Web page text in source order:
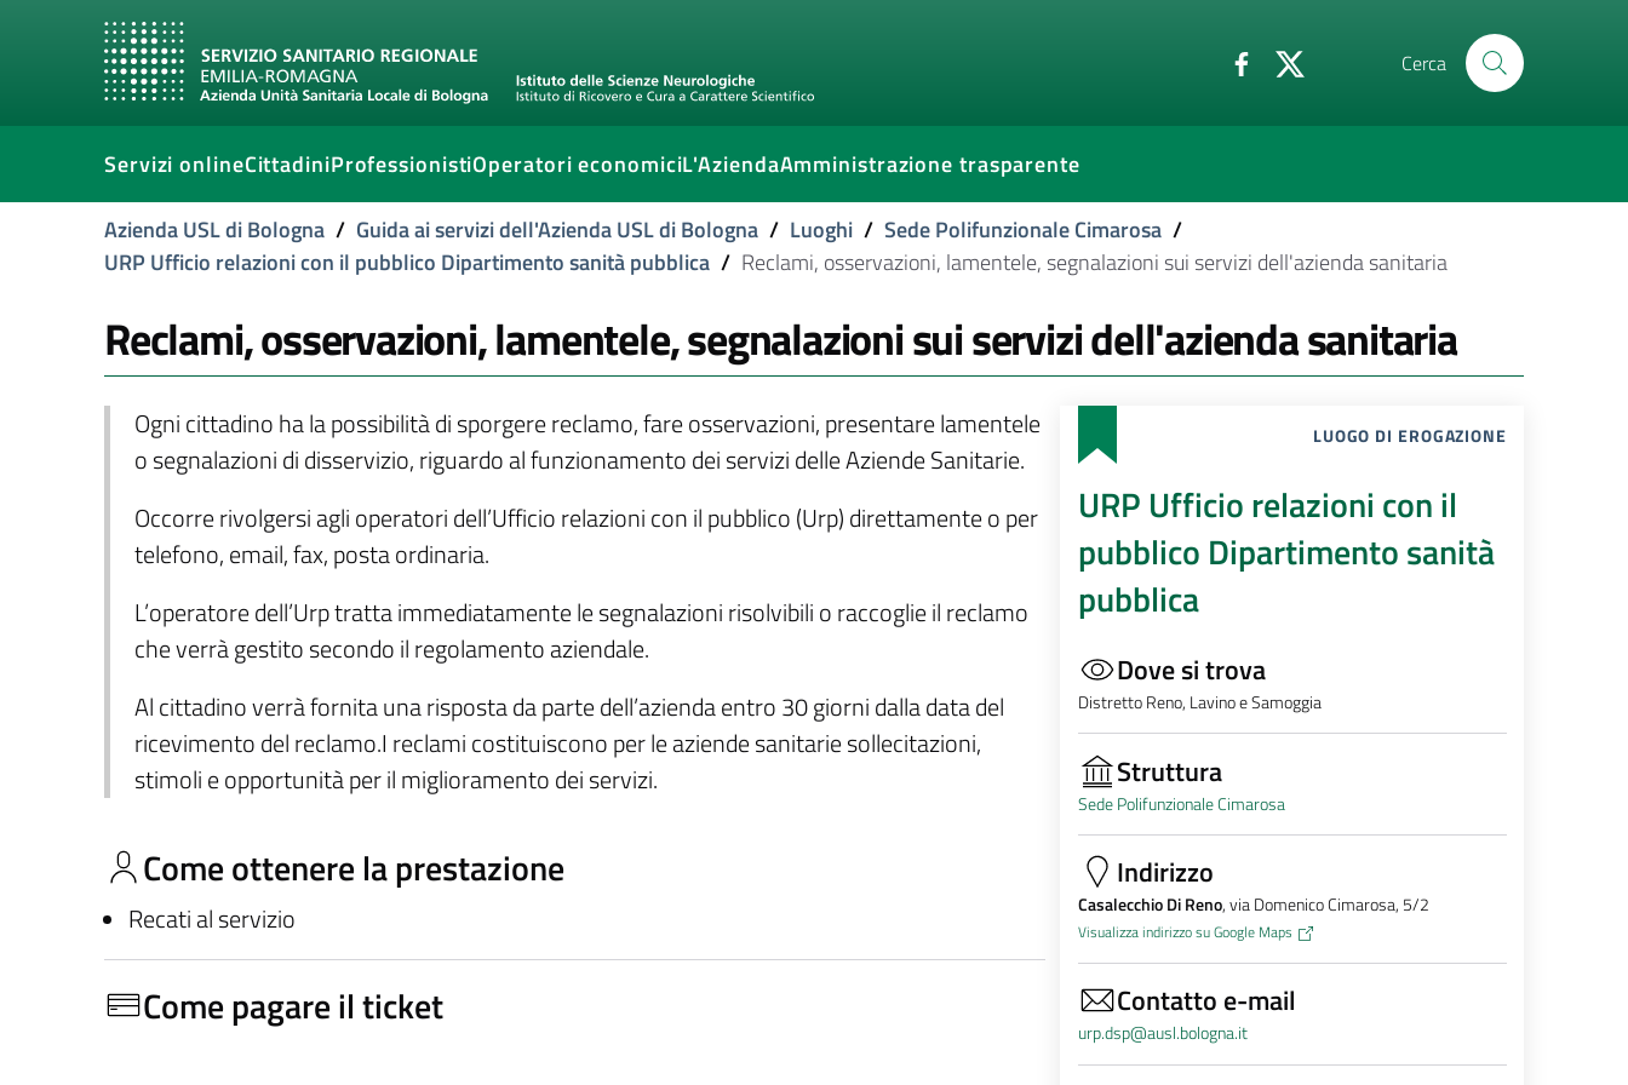
Cerca
Servizi onlineCittadiniProfessionistiOperatori economiciL'AziendaAmministrazione trasparente
Azienda USL di Bologna / Guida ai servizi dell'Azienda USL di Bologna / Luoghi / Sede Polifunzionale Cimarosa /
URP Ufficio relazioni con il pubblico Dipartimento sanità pubblica / Reclami, osservazioni, lamentele, segnalazioni sui servizi dell'azienda sanitaria
Reclami, osservazioni, lamentele, segnalazioni sui servizi dell'azienda sanitaria
Ogni cittadino ha la possibilità di sporgere reclamo, fare osservazioni, presentare lamentele
o segnalazioni di disservizio, riguardo al funzionamento dei servizi delle Aziende Sanitarie.
Occorre rivolgersi agli operatori dell’Ufficio relazioni con il pubblico (Urp) direttamente o per
telefono, email, fax, posta ordinaria.
L’operatore dell’Urp tratta immediatamente le segnalazioni risolvibili o raccoglie il reclamo
che verrà gestito secondo il regolamento aziendale.
Al cittadino verrà fornita una risposta da parte dell’azienda entro 30 giorni dalla data del
ricevimento del reclamo.I reclami costituiscono per le aziende sanitarie sollecitazioni,
stimoli e opportunità per il miglioramento dei servizi.
Come ottenere la prestazione
Recati al servizio
Come pagare il ticket
LUOGO DI EROGAZIONE
URP Ufficio relazioni con il
pubblico Dipartimento sanità
pubblica
Dove si trova
Distretto Reno, Lavino e Samoggia
Struttura
Sede Polifunzionale Cimarosa
Indirizzo
Casalecchio Di Reno, via Domenico Cimarosa, 5/2
Visualizza indirizzo su Google Maps
Contatto e-mail
urp.dsp@ausl.bologna.it